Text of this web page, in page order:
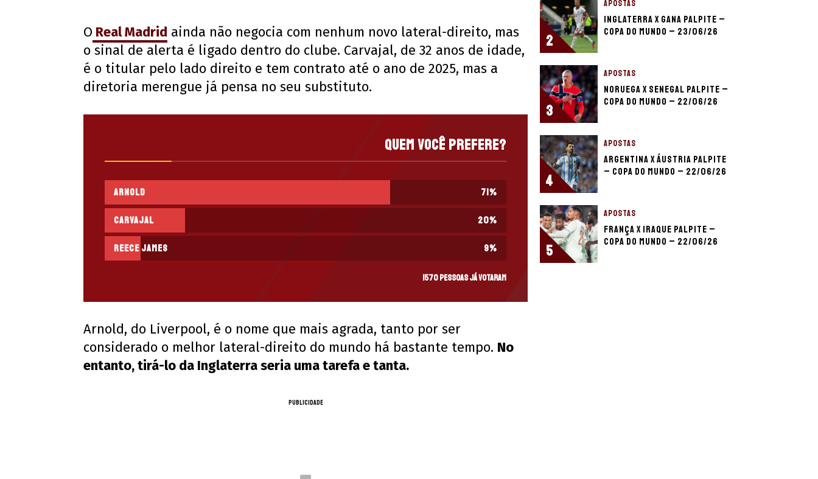
O Real Madrid ainda não negocia com nenhum novo lateral-direito, mas
o sinal de alerta é ligado dentro do clube. Carvajal, de 32 anos de idade,
é o titular pelo lado direito e tem contrato até o ano de 2025, mas a
diretoria merengue já pensa no seu substituto.
Quem você prefere?
Arnold 71%
Carvajal 20%
Reece James 9%
1570 pessoas já votaram
Arnold, do Liverpool, é o nome que mais agrada, tanto por ser
considerado o melhor lateral-direito do mundo há bastante tempo. No
entanto, tirá-lo da Inglaterra seria uma tarefa e tanta.
PUBLICIDADE
2
APOSTAS
Inglaterra x Gana palpite –
Copa do Mundo – 23/06/26
3
APOSTAS
Noruega x Senegal palpite –
Copa do Mundo – 22/06/26
4
APOSTAS
Argentina x Áustria palpite
– Copa do Mundo – 22/06/26
5
APOSTAS
França x Iraque palpite –
Copa do Mundo – 22/06/26